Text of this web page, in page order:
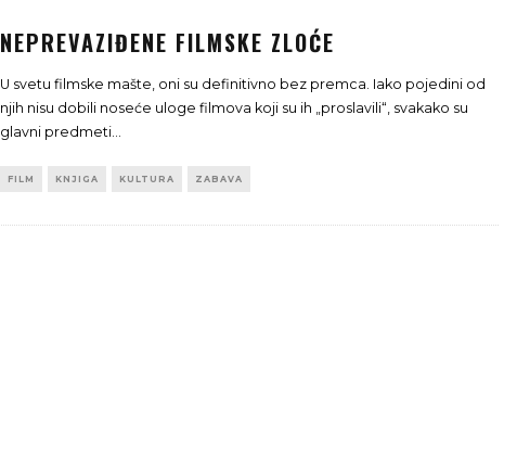
NEPREVAZIĐENE FILMSKE ZLOĆE
U svetu filmske mašte, oni su definitivno bez premca. Iako pojedini od
njih nisu dobili noseće uloge filmova koji su ih „proslavili“, svakako su
glavni predmeti...
FILM KNJIGA KULTURA ZABAVA